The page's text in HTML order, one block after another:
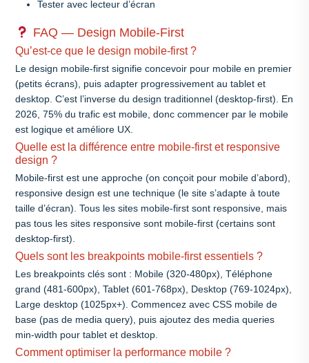
Tester avec lecteur d’écran
FAQ — Design Mobile-First
Qu’est-ce que le design mobile-first ?
Le design mobile-first signifie concevoir pour mobile en premier
(petits écrans), puis adapter progressivement au tablet et
desktop. C’est l’inverse du design traditionnel (desktop-first). En
2026, 75% du trafic est mobile, donc commencer par le mobile
est logique et améliore UX.
Quelle est la différence entre mobile-first et responsive
design ?
Mobile-first est une approche (on conçoit pour mobile d’abord),
responsive design est une technique (le site s’adapte à toute
taille d’écran). Tous les sites mobile-first sont responsive, mais
pas tous les sites responsive sont mobile-first (certains sont
desktop-first).
Quels sont les breakpoints mobile-first essentiels ?
Les breakpoints clés sont : Mobile (320-480px), Téléphone
grand (481-600px), Tablet (601-768px), Desktop (769-1024px),
Large desktop (1025px+). Commencez avec CSS mobile de
base (pas de media query), puis ajoutez des media queries
min-width pour tablet et desktop.
Comment optimiser la performance mobile ?